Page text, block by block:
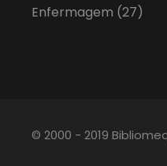
Enfermagem (27)
© 2000 - 2019